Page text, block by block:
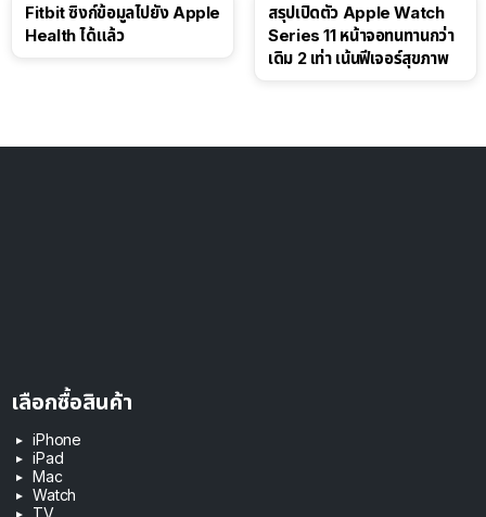
Fitbit ซิงก์ข้อมูลไปยัง Apple
Health ได้แล้ว
สรุปเปิดตัว Apple Watch
Series 11 หน้าจอทนทานกว่า
เดิม 2 เท่า เน้นฟีเจอร์สุขภาพ
เลือกซื้อสินค้า
iPhone
iPad
Mac
Watch